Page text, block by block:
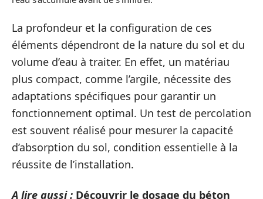
La profondeur et la configuration de ces
éléments dépendront de la nature du sol et du
volume d’eau à traiter. En effet, un matériau
plus compact, comme l’argile, nécessite des
adaptations spécifiques pour garantir un
fonctionnement optimal. Un test de percolation
est souvent réalisé pour mesurer la capacité
d’absorption du sol, condition essentielle à la
réussite de l’installation.
A lire aussi : Découvrir le dosage du béton